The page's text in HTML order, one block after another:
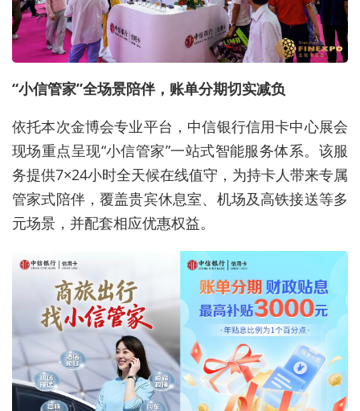
“小信管家”全场景陪伴，账单分期切实减负
依托本次金博会专业平台，中信银行信用卡中心展会
现场重点呈现“小信管家”一站式智能服务体系。该服
务提供7×24小时全天候在线值守，为持卡人带来专属
管家式陪伴，覆盖贵宾休息室、机场及高铁接送等多
元场景，并配套相应优惠权益。